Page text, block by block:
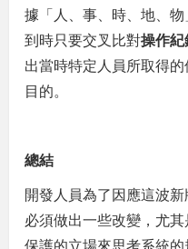
據「人、事、時、地、
到時只要交叉比對操作紀
出當時特定人員所取得
目的。
總結
開發人員為了因應這波
必須做出一些改變，尤
保護的立場來思考系統